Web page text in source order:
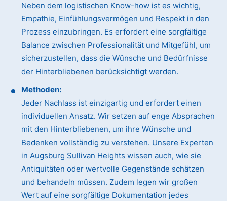
Neben dem logistischen Know-how ist es wichtig,
Empathie, Einfühlungsvermögen und Respekt in den
Prozess einzubringen. Es erfordert eine sorgfältige
Balance zwischen Professionalität und Mitgefühl, um
sicherzustellen, dass die Wünsche und Bedürfnisse
der Hinterbliebenen berücksichtigt werden.
Methoden:
Jeder Nachlass ist einzigartig und erfordert einen
individuellen Ansatz. Wir setzen auf enge Absprachen
mit den Hinterbliebenen, um ihre Wünsche und
Bedenken vollständig zu verstehen. Unsere Experten
in Augsburg Sullivan Heights wissen auch, wie sie
Antiquitäten oder wertvolle Gegenstände schätzen
und behandeln müssen. Zudem legen wir großen
Wert auf eine sorgfältige Dokumentation jedes